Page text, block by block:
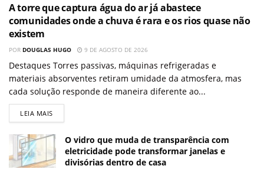
A torre que captura água do ar já abastece
comunidades onde a chuva é rara e os rios quase não
existem
POR DOUGLAS HUGO 9 DE AGOSTO DE 2026
Destaques Torres passivas, máquinas refrigeradas e
materiais absorventes retiram umidade da atmosfera, mas
cada solução responde de maneira diferente ao...
LEIA MAIS
O vidro que muda de transparência com
eletricidade pode transformar janelas e
divisórias dentro de casa